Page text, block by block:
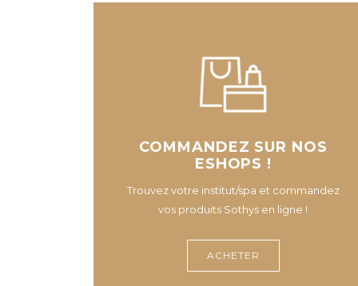
COMMANDEZ SUR NOS
ESHOPS !
Trouvez votre institut/spa et commandez
vos produits Sothys en ligne !
ACHETER